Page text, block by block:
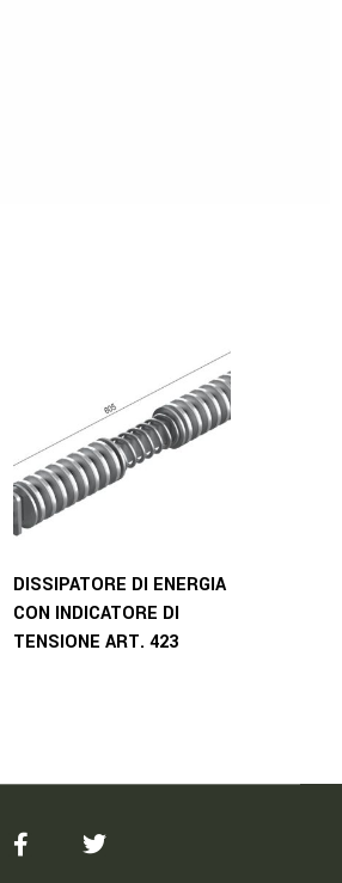
DISSIPATORE DI ENERGIA
CON INDICATORE DI
TENSIONE ART. 423